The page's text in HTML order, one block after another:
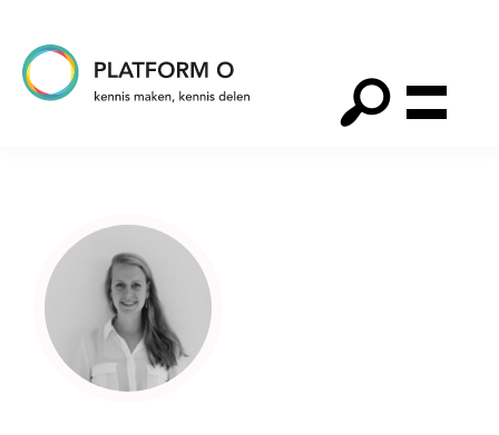
naar
de
hoofdnavigatie
naar
de
hoofd
naar
de
voettekst